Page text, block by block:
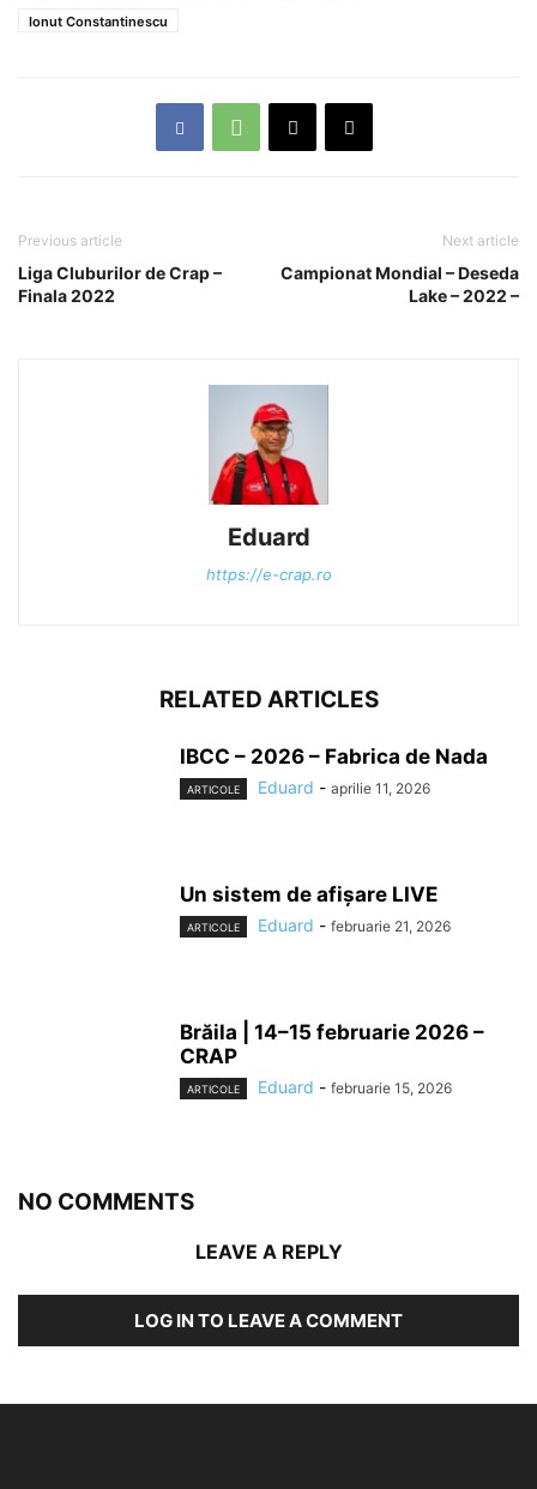
Ionut Constantinescu
Previous article
Liga Cluburilor de Crap –
Finala 2022
Next article
Campionat Mondial – Deseda
Lake – 2022 –
Eduard
https://e-crap.ro
RELATED ARTICLES
IBCC – 2026 – Fabrica de Nada
ARTICOLE Eduard - aprilie 11, 2026
Un sistem de afișare LIVE
ARTICOLE Eduard - februarie 21, 2026
Brăila | 14–15 februarie 2026 –
CRAP
ARTICOLE Eduard - februarie 15, 2026
NO COMMENTS
LEAVE A REPLY
LOG IN TO LEAVE A COMMENT